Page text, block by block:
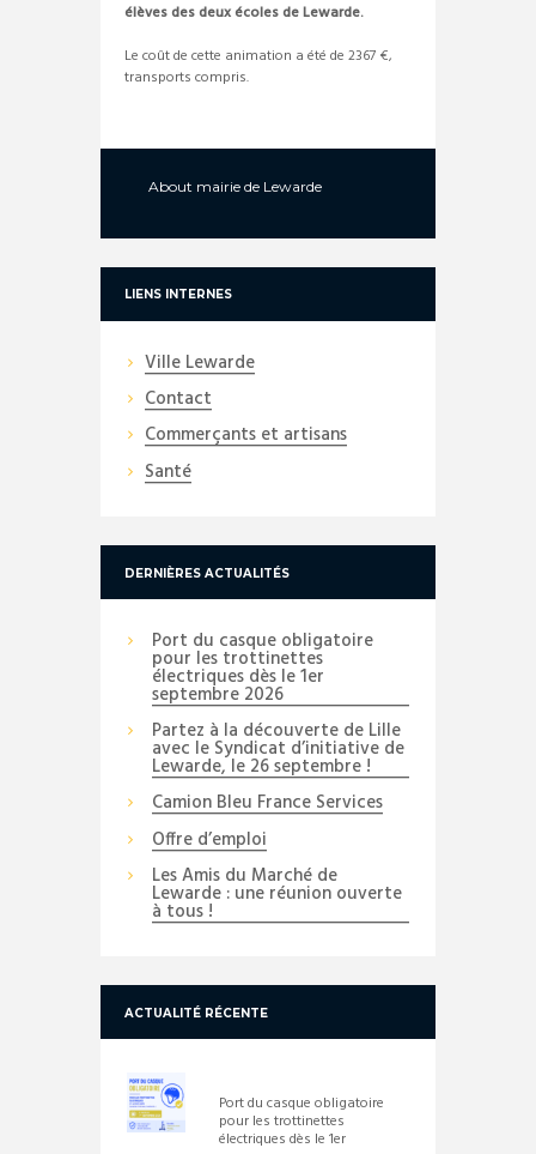
élèves des deux écoles de Lewarde.
Le coût de cette animation a été de 2367 €,
transports compris.
About mairie de Lewarde
LIENS INTERNES
Ville Lewarde
Contact
Commerçants et artisans
Santé
DERNIÈRES ACTUALITÉS
Port du casque obligatoire
pour les trottinettes
électriques dès le 1er
septembre 2026
Partez à la découverte de Lille
avec le Syndicat d’initiative de
Lewarde, le 26 septembre !
Camion Bleu France Services
Offre d’emploi
Les Amis du Marché de
Lewarde : une réunion ouverte
à tous !
ACTUALITÉ RÉCENTE
Port du casque obligatoire
pour les trottinettes
électriques dès le 1er